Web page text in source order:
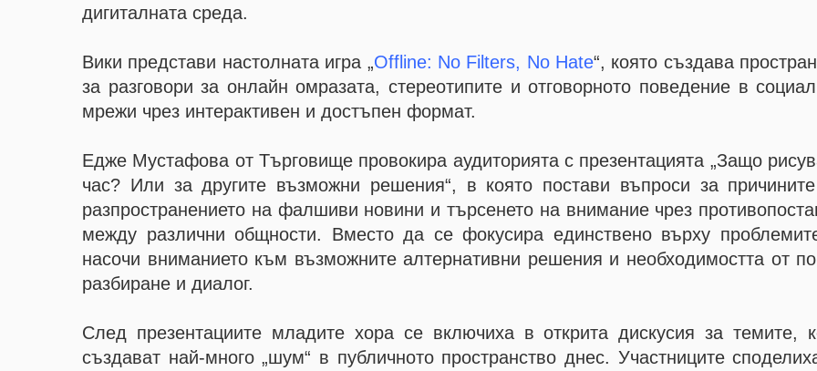
дигиталната среда.
Вики представи настолната игра „Offline: No Filters, No Hate“, която създава
за разговори за онлайн омразата, стереотипите и отговорното поведение в
мрежи чрез интерактивен и достъпен формат.
Едже Мустафова от Търговище провокира аудиторията с презентацията „Защо
час? Или за другите възможни решения“, в която постави въпроси за
разпространението на фалшиви новини и търсенето на внимание чрез
между различни общности. Вместо да се фокусира единствено върху
насочи вниманието към възможните алтернативни решения и необходимостта от
разбиране и диалог.
След презентациите младите хора се включиха в открита дискусия за темите,
създават най-много „шум“ в публичното пространство днес. Участниците